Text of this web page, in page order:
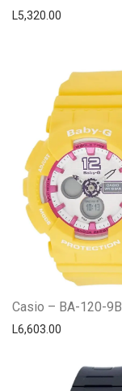
L5,320.00
Casio – BA-120-9B
L6,603.00